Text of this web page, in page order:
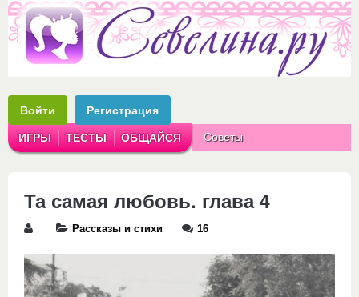
Войти Регистрация
ИГРЫ ТЕСТЫ ОБЩАЙСЯ Советы
Та самая любовь. глава 4
Рассказы и стихи 16